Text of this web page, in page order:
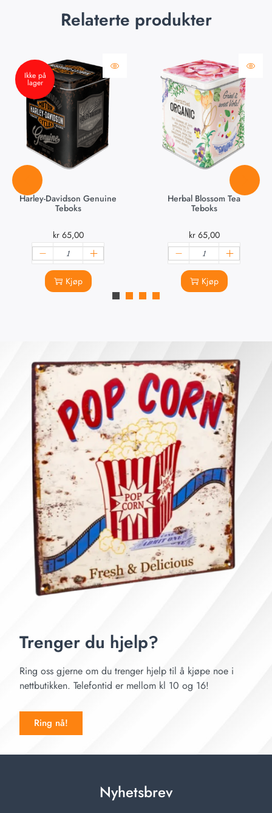
Relaterte produkter
Ikke på
lager
Harley-Davidson Genuine
Teboks
kr65,00
Kjøp
Herbal Blossom Tea
Teboks
kr65,00
Kjøp
Trenger du hjelp?
Ring oss gjerne om du trenger hjelp til å kjøpe noe i
nettbutikken. Telefontid er mellom kl 10 og 16!
Ring nå!
Nyhetsbrev